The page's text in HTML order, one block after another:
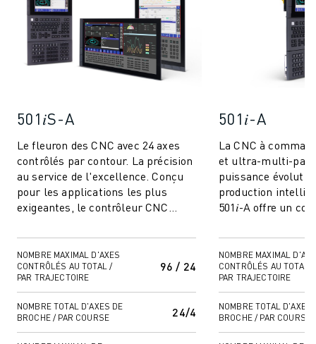
ENTRETIEN DES MACHINES
MANUTENTION
PEINTURE
INSPECTION DE LA VISION
DÉCOUPAGE PAR FIL EDM
TÉMOIGNAGES
SERVICE CLIENTÈLE
SERVICE CLIENTÈLE
FANUC PLANS
SUPPORT TECHNIQUE À DISTANCE
PIÈCES DE RECHANGE
REMISE À NEUF
OUTILS DE SERVICE NUMÉRIQUE
E-STORE
CENTRE DE TÉLÉCHARGEMENT " MYFANUC
501𝑖S-A
Le fleuron des CNC avec 24 axes
contrôlés par contour. La précision
au service de l'excellence. Conçu
pour les applications les plus
exigeantes, le contrôleur CNC
NOMBRE MAXIMAL D'AXES
CONTRÔLÉS AU TOTAL /
PAR TRAJECTOIRE
96 / 24
NOMBRE TOTAL D'AXES DE
BROCHE / PAR COURSE
24/4
501𝑖-A
La CNC à
et ultra-multi-
puissance
production
501𝑖-A offre un
choix id...
NOMBRE MAXIMAL
CONTRÔLÉS AU TOTAL /
PAR TRAJECTOIRE
NOMBRE TOTAL D'AXES
BROCHE / PAR COURSE